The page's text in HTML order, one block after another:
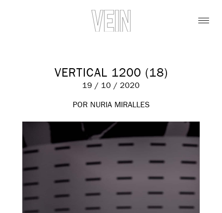
VERTICAL 1200 (18)
19 / 10 / 2020
POR NURIA MIRALLES